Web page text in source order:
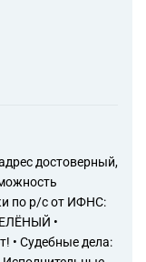
достоверный,
по р/с от ИФНС:
•
• Судебные дела: